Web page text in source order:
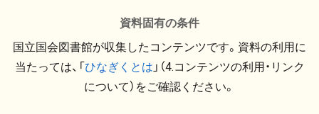
資料固有の条件
国立国会図書館が収集したコンテンツです。資料の利用に
当たっては、「ひなぎくとは 」（4.コンテンツの利用・リンク
について）をご確認ください。